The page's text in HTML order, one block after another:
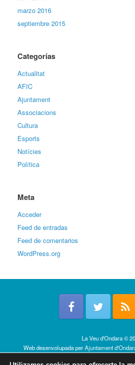
marzo 2016
septiembre 2015
Categorías
Actualitat
AFIC
Ajuntament
Associacions
Cultura
Esports
Notícies
Política
Meta
Acceder
Feed de entradas
Feed de comentarios
WordPress.org
La Veu d'Ondara ©
Web desenvolupada perAjuntament